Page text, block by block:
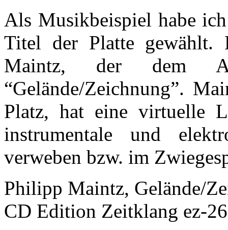
Als Musikbeispiel habe
Titel der Platte gewählt.
Maintz, der dem
“Gelände/Zeichnung”.
Platz, hat eine virtuelle
instrumentale und
verweben bzw. im
Philipp Maintz, Gelände/
CD Edition Zeitklang ez-